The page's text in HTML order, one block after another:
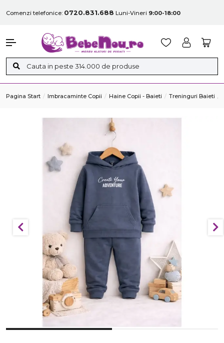
Comenzi telefonice: 0720.831.688 Luni-Vineri 9:00-18:00
Pagina Start Imbracaminte Copii Haine Copii - Baieti Treninguri Baieti